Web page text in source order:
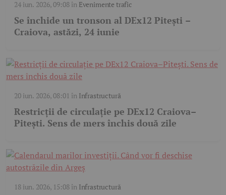
24 iun. 2026, 09:08în Evenimente trafic
Se închide un tronson al DEx12 Pitești –
Craiova, astăzi, 24 iunie
20 iun. 2026, 08:01 în Infrastructură
Restricții de circulație pe DEx12 Craiova–
Pitești. Sens de mers închis două zile
18 iun. 2026, 15:08în Infrastructură